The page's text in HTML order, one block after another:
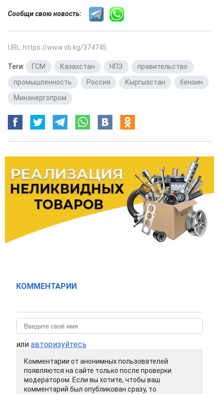
Сообщи свою новость:
URL: https://www.vb.kg/374745
Теги: ГСМ Казахстан НПЗ правительство
промышленность
Россия Кыргызстан бензин
Минэнергопром
КОММЕНТАРИИ
или авторизуйтесь
Комментарии от анонимных пользователей
появляются на сайте только после проверки
модератором. Если вы хотите, чтобы ваш
комментарий был опубликован сразу, то